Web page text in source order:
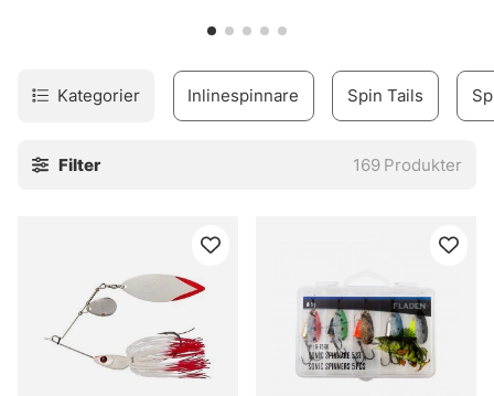
Kategorier Inlinespinnare Spin Tails
Filter 169 Produkter